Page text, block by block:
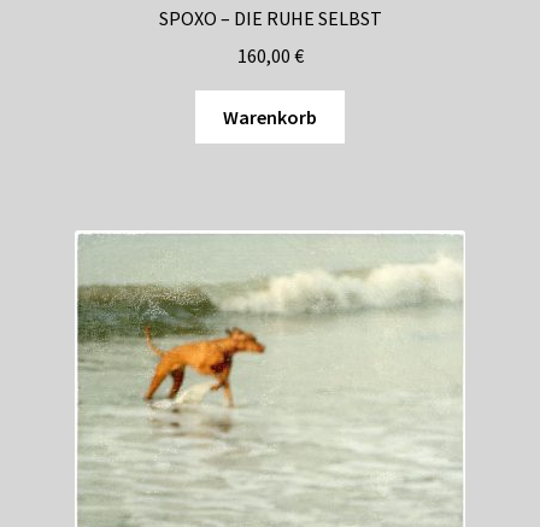
SPOXO – DIE RUHE SELBST
160,00 €
Warenkorb